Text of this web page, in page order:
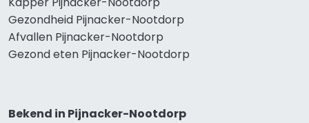
Gezondheid Pijnacker-Nootdorp
Afvallen Pijnacker-Nootdorp
Gezond eten Pijnacker-Nootdorp
Bekend in Pijnacker-Nootdorp